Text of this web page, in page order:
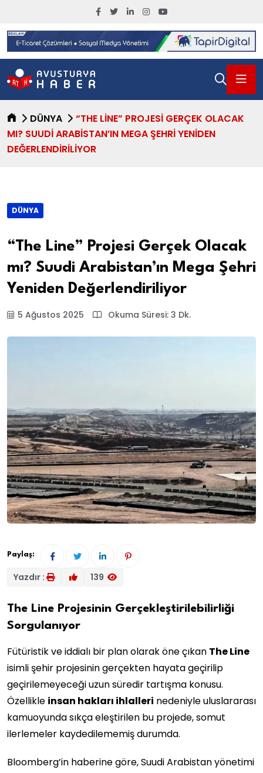
DÜNYA
“THE LINE” PROJESI GERÇEK OLACAK
MI? SUUDI ARABISTAN’IN MEGA ŞEHRI YENIDEN
DEĞERLENDIRILIYOR
DÜNYA
“The Line” Projesi Gerçek Olacak
mı? Suudi Arabistan’ın Mega Şehri
Yeniden Değerlendiriliyor
5 Ağustos 2025 Okuma Süresi: 3 Dk.
Paylaş:
Yazdır : 139
The Line Projesinin Gerçekleştirilebilirliği
Sorgulanıyor
Fütüristik ve iddialı bir plan olarak öne çıkan The Line
isimli şehir projesinin gerçekten hayata geçirilip
geçirilemeyeceği uzun süredir tartışma konusu.
Özellikle insan hakları ihlalleri nedeniyle uluslararası
kamuoyunda sıkça eleştirilen bu projede, somut
ilerlemeler kaydedilememiş durumda.
Bloomberg’in haberine göre, Suudi Arabistan yönetimi